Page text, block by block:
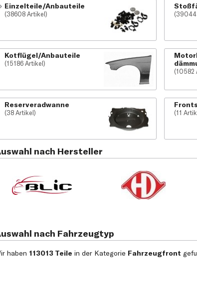
Einzelteile/Anbauteile
(38608 Artikel) (39044
Kotflügel/Anbauteile
(15186 Artikel)
(10582
Reserveradwanne
(38 Artikel) (11
nach Hersteller
nach Fahrzeugtyp
haben 113013 Teile in der Kategorie Fahrzeugfront